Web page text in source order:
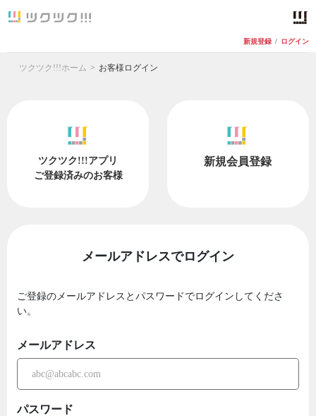
新規登録 / ログイン
ツクツク!!!ホーム お客様ログイン
ツクツク!!!アプリ
ご登録済みのお客様
新規会員登録
メールアドレスでログイン
ご登録のメールアドレスとパスワードでログインしてくださ
い。
メールアドレス
パスワード